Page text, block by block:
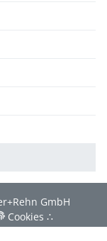
GmbH
Cookies ∴